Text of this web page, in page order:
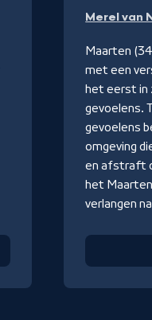
Merel van
Maarten
met een
het eerst in
gevoelens.
gevoelens
omgeving
en afstraft
het
verlangen